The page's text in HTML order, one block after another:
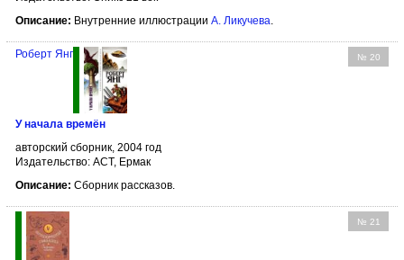
Описание: Внутренние иллюстрации А. Ликучева.
№ 20
Роберт Янг
У начала времён
авторский сборник, 2004 год
Издательство: АСТ, Ермак
Описание: Сборник рассказов.
№ 21